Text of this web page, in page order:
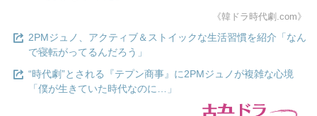
《韓ドラ時代劇.com》
2PMジュノ、アクティブ＆ストイックな生活習慣を紹介「なん
で寝転がってるんだろう」
“時代劇”とされる『テプン商事』に2PMジュノが複雑な心境
「僕が生きていた時代なのに…」